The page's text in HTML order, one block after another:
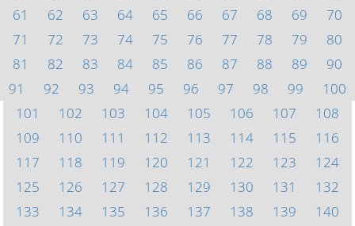
61
62 63 64 65 66 67 68 69
70
71
72 73 74 75 76 77 78 79
80
81
82 83 84 85 86 87 88 89
90
91
92 93 94 95 96 97 98 99
100
101
102 103 104 105 106 107
108
109
110 111 112 113 114 115
116
117
118 119 120 121 122 123
124
125
126 127 128 129 130 131
132
133
134 135 136 137 138 139
140